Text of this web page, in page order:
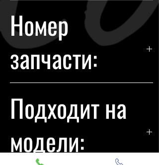
Honda
Номер
запчасти:
Подходит на
модели: